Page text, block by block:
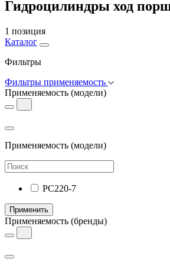
Гидроцилиндры ход
1 позиция
Каталог
Фильтры
Фильтры применяемость
Применяемость (модели)
Применяемость (модели)
PC220-7
Применить
Применяемость (бренды)